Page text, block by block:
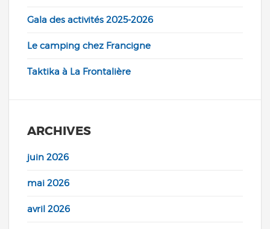
Gala des activités 2025-2026
Le camping chez Francigne
Taktika à La Frontalière
ARCHIVES
juin 2026
mai 2026
avril 2026